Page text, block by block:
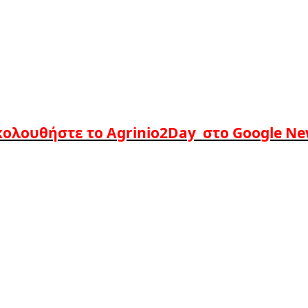
το Agrinio2Day στο Google